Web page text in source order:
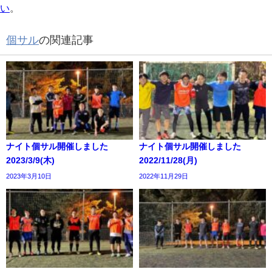
い。
個サルの関連記事
ナイト個サル開催しました
2023/3/9(木)
2023年3月10日
ナイト個サル開催しました
2022/11/28(月)
2022年11月29日